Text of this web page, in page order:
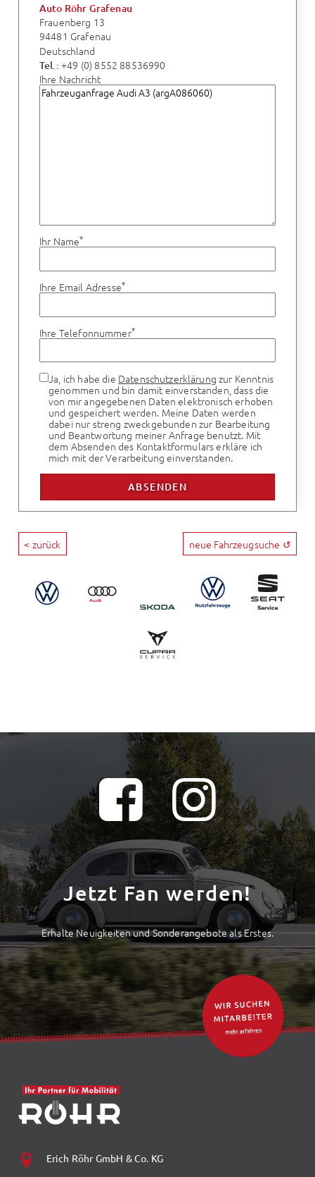
Auto Röhr Grafenau
Frauenberg 13
94481 Grafenau
Deutschland
Tel.: +49 (0) 8552 88536990
Ihre Nachricht
Ihr Name*
Ihre Email Adresse*
Ihre Telefonnummer*
Ja, ich habe die Datenschutzerklärung zur Kenntnis
genommen und bin damit einverstanden, dass die
von mir angegebenen Daten elektronisch erhoben
und gespeichert werden. Meine Daten werden
dabei nur streng zweckgebunden zur Bearbeitung
und Beantwortung meiner Anfrage benutzt. Mit
dem Absenden des Kontaktformulars erkläre ich
mich mit der Verarbeitung einverstanden.
< zurück neue Fahrzeugsuche ↺
Jetzt Fan werden!
Erhalte Neuigkeiten und Sonderangebote als Erstes.
Erich Röhr GmbH & Co. KG